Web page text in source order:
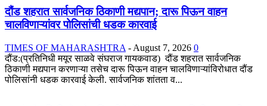
दौंड शहरात सार्वजनिक ठिकाणी मद्यपान; दारू पिऊन वाहन
चालविणाऱ्यांवर पोलिसांची धडक कारवाई
TIMES OF MAHARASHTRA - August 7, 2026 0
दौंड:(प्रतिनिधी मयूर साळवे संघराज गायकवाड) दौंड शहरात सार्वजनिक
ठिकाणी मद्यपान करणाऱ्या तसेच दारू पिऊन वाहन चालविणाऱ्यांविरोधात दौंड
पोलिसांनी धडक कारवाई केली. सार्वजनिक शांतता व...